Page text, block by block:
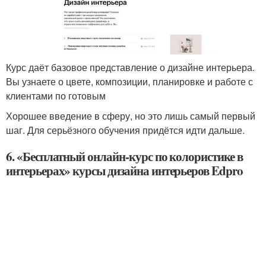
Курс даёт базовое представление о дизайне интерьера.
Вы узнаете о цвете, композиции, планировке и работе с
клиентами по готовым
Хорошее введение в сферу, но это лишь самый первый
шаг. Для серьёзного обучения придётся идти дальше.
6. «Бесплатный онлайн-курс по колористике в
интерьерах» курсы дизайна интерьеров Edpro